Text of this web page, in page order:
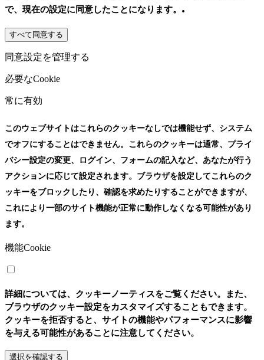
で、現在の設定に同意したことになります。 .
すべて同意する
同意設定を管理する
必要なCookie
常に有効
このウェブサイトはこれらのクッキーなしでは機能せず、システム
でオフにすることはできません。これらのクッキーは通常、プライ
バシー設定の変更、ログイン、フォームの記入など、あなたが行う
アクションに応じて設定されます。ブラウザを設定してこれらのク
ッキーをブロックしたり、確認を求めたりすることができますが、
これにより一部のサイト機能が正常に動作しなくなる可能性があり
ます。
機能Cookie
詳細については、クッキーノーティスをご覧ください。また、
ブラウザのクッキー設定をカスタマイズすることもできます。
クッキーを拒否すると、サイトの機能やパフォーマンスに影響
を与える可能性があることに注意してください。
選択を確認する